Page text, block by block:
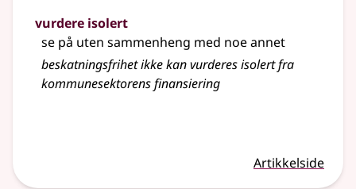
vurdere isolert
se på uten sammenheng med noe annet
beskatningsfrihet ikke kan vurderes isolert fra
kommunesektorens finansiering
Artikkelside